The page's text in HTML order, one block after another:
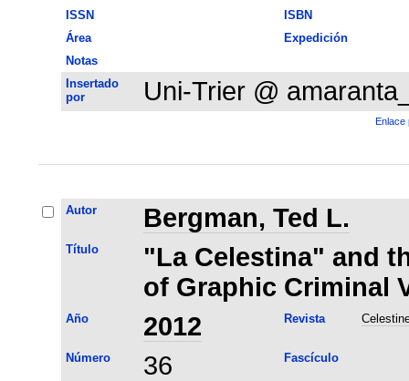
ISSN
ISBN
Área
Expedición
Notas
Insertado
por
Uni-Trier @
Enlace
Autor Bergman, Ted L.
Título
"La Celestina" and
of Graphic Criminal
Año 2012 Revista
Número 36 Fascículo